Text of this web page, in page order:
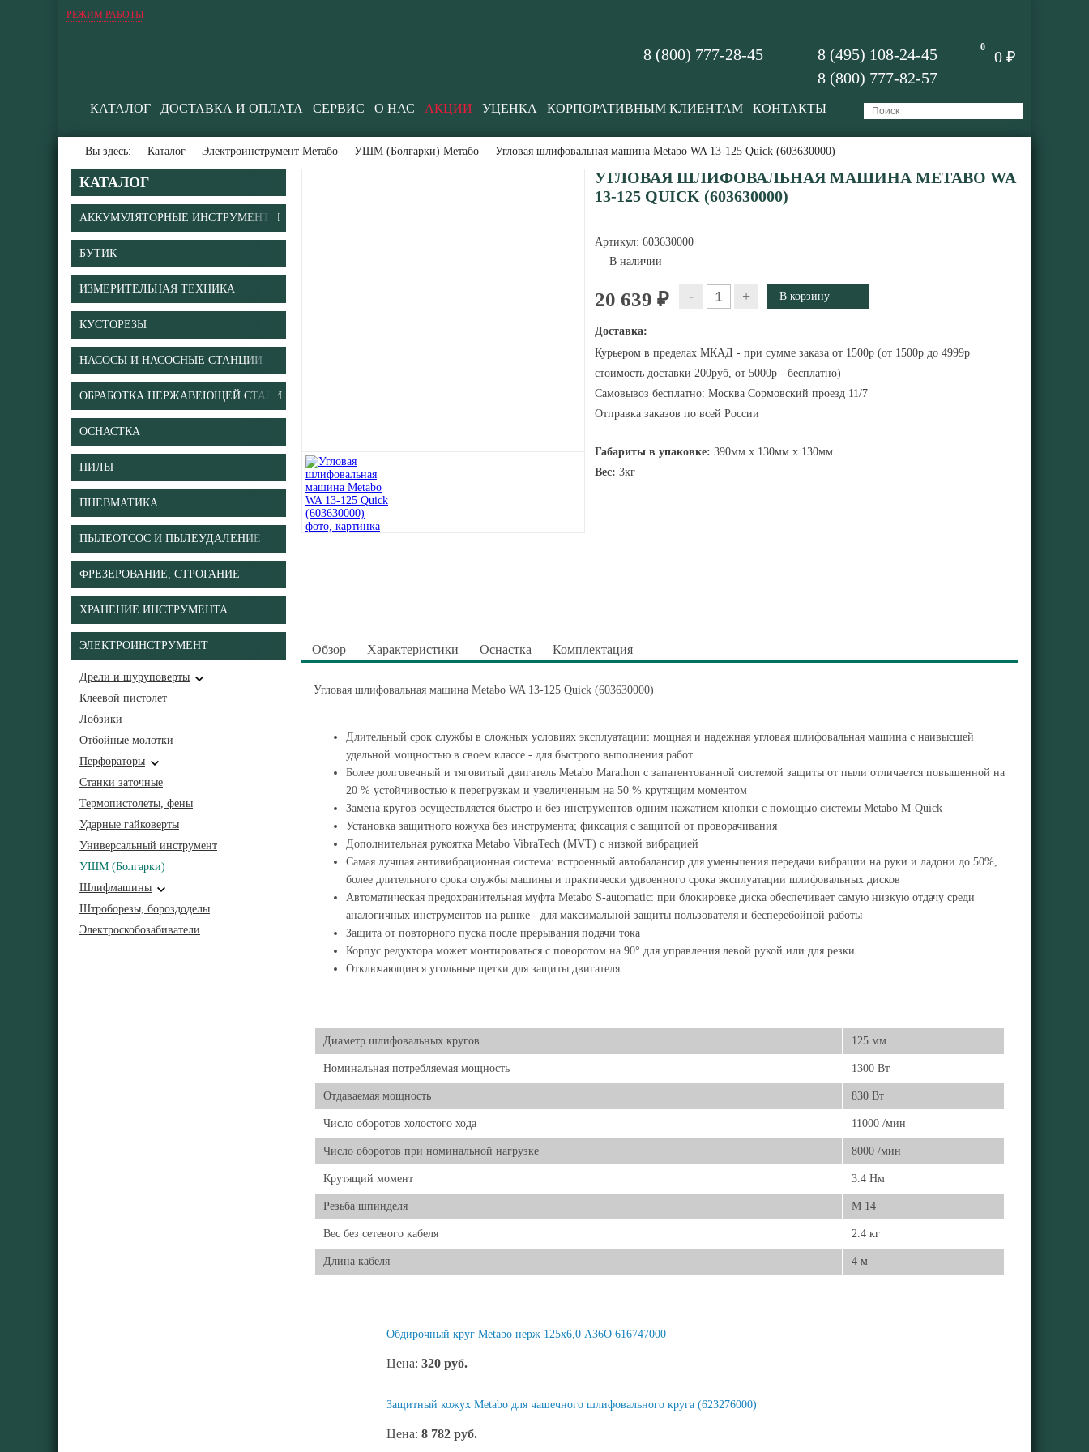
РЕЖИМ РАБОТЫ
0
0 ₽
8 (495) 108-24-45
8 (800) 777-82-57
8 (800) 777-28-45
КАТАЛОГ ДОСТАВКА И ОПЛАТА СЕРВИС О НАС АКЦИИ УЦЕНКА КОРПОРАТИВНЫМ КЛИЕНТАМ КОНТАКТЫ
Вы здесь: Каталог Электроинструмент Метабо УШМ (Болгарки) Метабо Угловая шлифовальная машина Metabo WA 13-125 Quick (603630000)
КАТАЛОГ
АККУМУЛЯТОРНЫЕ ИНСТРУМЕНТЫ
БУТИК
ИЗМЕРИТЕЛЬНАЯ ТЕХНИКА
КУСТОРЕЗЫ
НАСОСЫ И НАСОСНЫЕ СТАНЦИИ
ОБРАБОТКА НЕРЖАВЕЮЩЕЙ СТАЛИ
ОСНАСТКА
ПИЛЫ
ПНЕВМАТИКА
ПЫЛЕОТСОС И ПЫЛЕУДАЛЕНИЕ
ФРЕЗЕРОВАНИЕ, СТРОГАНИЕ
ХРАНЕНИЕ ИНСТРУМЕНТА
ЭЛЕКТРОИНСТРУМЕНТ
Дрели и шуруповерты
Клеевой пистолет
Лобзики
Отбойные молотки
Перфораторы
Станки заточные
Термопистолеты, фены
Ударные гайковерты
Универсальный инструмент
УШМ (Болгарки)
Шлифмашины
Штроборезы, бороздоделы
Электроскобозабиватели
УГЛОВАЯ ШЛИФОВАЛЬНАЯ МАШИНА METABO WA
13-125 QUICK (603630000)
Артикул: 603630000
В наличии
20 639 ₽ - +
Доставка:
Курьером в пределах МКАД - при сумме заказа от 1500р (от 1500р до 4999р
стоимость доставки 200руб, от 5000р - бесплатно)
Самовывоз бесплатно: Москва Сормовский проезд 11/7
Отправка заказов по всей России
Габариты в упаковке: 390мм x 130мм x 130мм
Вес: 3кг
Обзор Характеристики Оснастка Комплектация
Угловая шлифовальная машина Metabo WA 13-125 Quick (603630000)
Длительный срок службы в сложных условиях эксплуатации: мощная и надежная угловая шлифовальная машина с наивысшей
удельной мощностью в своем классе - для быстрого выполнения работ
Более долговечный и тяговитый двигатель Metabo Marathon с запатентованной системой защиты от пыли отличается повышенной на
20 % устойчивостью к перегрузкам и увеличенным на 50 % крутящим моментом
Замена кругов осуществляется быстро и без инструментов одним нажатием кнопки с помощью системы Metabo M-Quick
Установка защитного кожуха без инструмента; фиксация с защитой от проворачивания
Дополнительная рукоятка Metabo VibraTech (MVT) с низкой вибрацией
Самая лучшая антивибрационная система: встроенный автобалансир для уменьшения передачи вибрации на руки и ладони до 50%,
более длительного срока службы машины и практически удвоенного срока эксплуатации шлифовальных дисков
Автоматическая предохранительная муфта Metabo S-automatic: при блокировке диска обеспечивает самую низкую отдачу среди
аналогичных инструментов на рынке - для максимальной защиты пользователя и бесперебойной работы
Защита от повторного пуска после прерывания подачи тока
Корпус редуктора может монтироваться с поворотом на 90° для управления левой рукой или для резки
Отключающиеся угольные щетки для защиты двигателя
Диаметр шлифовальных кругов 125 мм
Номинальная потребляемая мощность 1300 Вт
Отдаваемая мощность 830 Вт
Число оборотов холостого хода 11000 /мин
Число оборотов при номинальной нагрузке 8000 /мин
Крутящий момент 3.4 Нм
Резьба шпинделя M 14
Вес без сетевого кабеля 2.4 кг
Длина кабеля 4 м
Обдирочный круг Metabo нерж 125x6,0 А36О 616747000
Цена: 320 руб.
Защитный кожух Metabo для чашечного шлифовального круга (623276000)
Цена: 8 782 руб.